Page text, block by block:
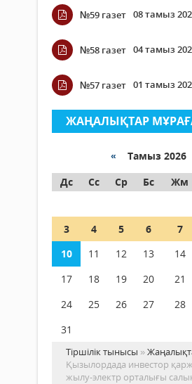
№59 газет 08 тамыз
№58 газет 04 тамыз
№57 газет 01 тамыз
ЖАҢАЛЫҚТАР
« Тамыз
Дс
Сс Ср Бс Жм
3
4 5 6 7
10
11 12 13 14
17
18 19 20 21
24
25 26 27 28
31
Тіршілік тынысы »
Қызылордада инвестор
жылу-электр орталығы